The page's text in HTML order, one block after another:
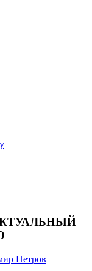
Петров